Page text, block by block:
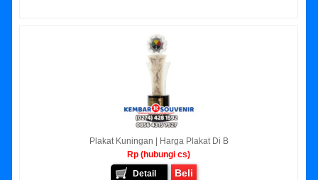
Plakat Kuningan | Harga Plakat Di B
Rp (hubungi cs)
Detail
Beli